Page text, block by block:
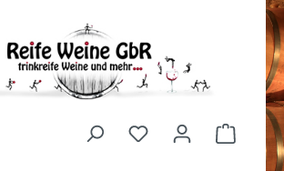
Du hast 0